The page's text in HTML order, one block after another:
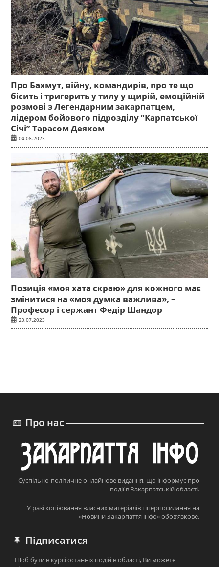
Про Бахмут, війну, командирів, про те що
бісить і тригерить у тилу у щирій, емоційній
розмові з Легендарним закарпатцем,
лідером бойового підрозділу “Карпатської
Січі” Тарасом Деяком
04.08.2023
Позиція «моя хата скраю» для кожного має
змінитися на «моя думка важлива», –
Професор і сержант Федір Шандор
20.07.2023
Про нас
Суспільно-політичне онлайнове видання, що інформує про
події в Закарпатській області.
У разі копіювання власних матеріалів гіперпосилання на
«Новини Закарпаття інфо» обов’язкове.
Підписатися
Щоб бути в курсі останніх подій в області, Ви можете